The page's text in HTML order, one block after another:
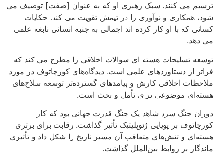
ترسیم می کنند. سبک رهبری او که به عنوان [صفت] توصیف می
شود، همکاری و نوآوری را در تیمش تقویت می کند. حکایات
کسانی که با او کار کرده اند اجمالی به جنبه انسانی نابغه علمی
می دهد.
توسعه تسلیحات هسته ای سوالات اخلاقی را مطرح می کند که
فراتر از دستاوردهای علمی است. دیدگاه‌های کورچاتوف در مورد
ملاحظات اخلاقی کارش و پیامدهای گسترده‌تر توسعه سلاح‌های
هسته‌ای موضوعی برای تأمل و بحث است.
دوران جنگ سرد شاهد یک جنگ قدرت جهانی بود که کار
کورچاتوف بر پویایی ژئوپلیتیک تأثیر گذاشت. رقابت برای برتری
هسته‌ای و تنش‌های متعاقب آن مسیر تاریخ را شکل داد و تأثیری
ماندگار بر روابط بین‌الملل گذاشت.